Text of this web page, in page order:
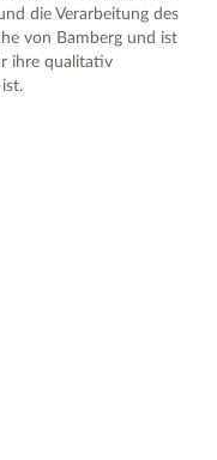
die Verarbeitung des
von Bamberg und ist
ihre qualitativ